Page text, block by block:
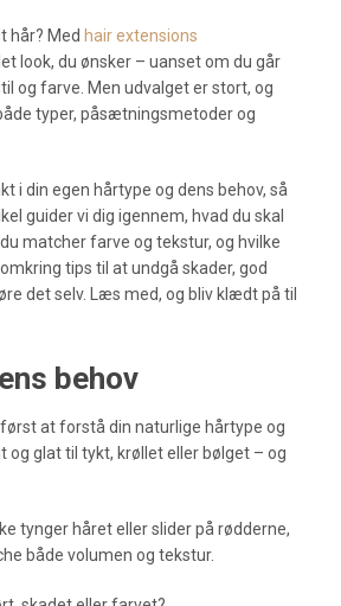
hår? Med hair extensions
look, du ønsker – uanset om du går
og farve. Men udvalget er stort, og
typer, påsætningsmetoder og
i din egen hårtype og dens behov, så
guider vi dig igennem, hvad du skal
matcher farve og tekstur, og hvilke
tips til at undgå skader, god
det selv. Læs med, og bliv klædt på til
behov
at forstå din naturlige hårtype og
og glat til tykt, krøllet eller bølget – og
tynger håret eller slider på rødderne,
både volumen og tekstur.